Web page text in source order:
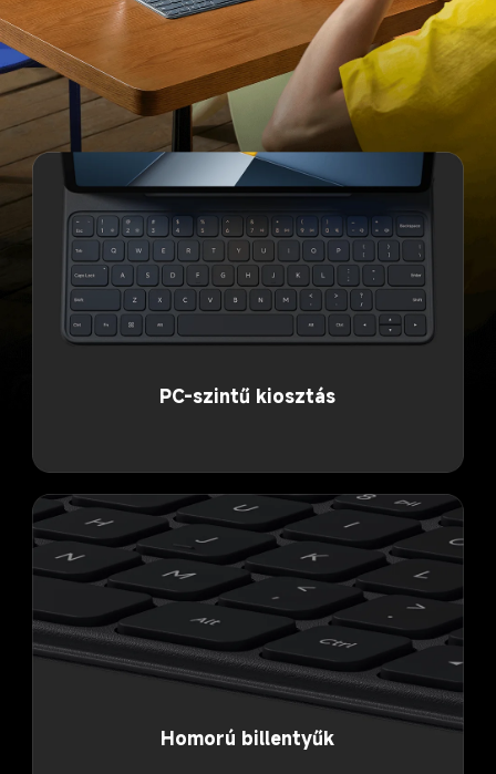
PC-szintű kiosztás
Homorú billentyűk